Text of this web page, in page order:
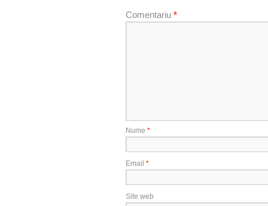
Comentariu *
Nume *
Email *
Site web